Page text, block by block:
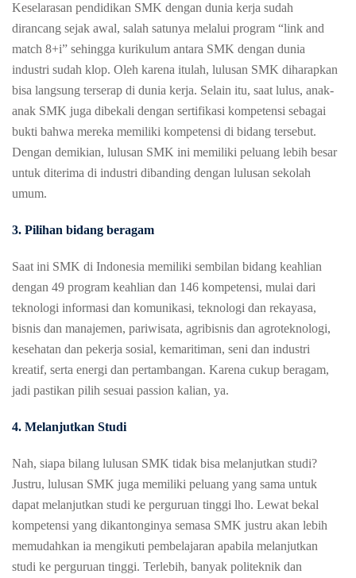
Keselarasan pendidikan SMK dengan dunia kerja sudah
dirancang sejak awal, salah satunya melalui program “link and
match 8+i” sehingga kurikulum antara SMK dengan dunia
industri sudah klop. Oleh karena itulah, lulusan SMK diharapkan
bisa langsung terserap di dunia kerja. Selain itu, saat lulus, anak-
anak SMK juga dibekali dengan sertifikasi kompetensi sebagai
bukti bahwa mereka memiliki kompetensi di bidang tersebut.
Dengan demikian, lulusan SMK ini memiliki peluang lebih besar
untuk diterima di industri dibanding dengan lulusan sekolah
umum.
3. Pilihan bidang beragam
Saat ini SMK di Indonesia memiliki sembilan bidang keahlian
dengan 49 program keahlian dan 146 kompetensi, mulai dari
teknologi informasi dan komunikasi, teknologi dan rekayasa,
bisnis dan manajemen, pariwisata, agribisnis dan agroteknologi,
kesehatan dan pekerja sosial, kemaritiman, seni dan industri
kreatif, serta energi dan pertambangan. Karena cukup beragam,
jadi pastikan pilih sesuai passion kalian, ya.
4. Melanjutkan Studi
Nah, siapa bilang lulusan SMK tidak bisa melanjutkan studi?
Justru, lulusan SMK juga memiliki peluang yang sama untuk
dapat melanjutkan studi ke perguruan tinggi lho. Lewat bekal
kompetensi yang dikantonginya semasa SMK justru akan lebih
memudahkan ia mengikuti pembelajaran apabila melanjutkan
studi ke perguruan tinggi. Terlebih, banyak politeknik dan